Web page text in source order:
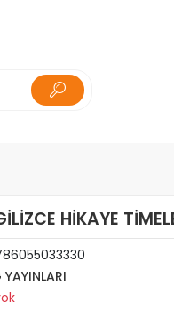
HİKAYE
YAYINLARI